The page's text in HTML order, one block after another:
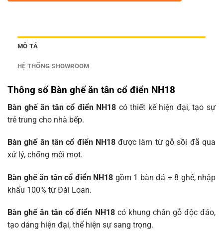
MÔ TẢ
HỆ THỐNG SHOWROOM
Thông số Bàn ghế ăn tân cổ điển NH18
Bàn ghế ăn tân cổ điển NH18 có thiết kế hiện đại, tạo sự
trẻ trung cho nhà bếp.
Bàn ghế ăn tân cổ điển NH18được làm từ gỗ sồi đã qua
xử lý, chống mối mọt.
Bàn ghế ăn tân cổ điển NH18 gồm 1 bàn đá + 8 ghế, nhập
khẩu 100% từ Đài Loan.
Bàn ghế ăn tân cổ điển NH18 có khung chân gỗ độc đáo,
tạo dáng hiện đại, thể hiện sự sang trọng.